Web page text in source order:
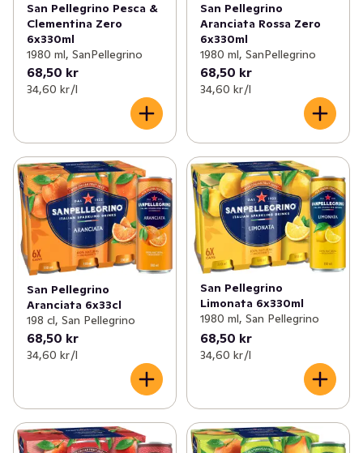
San Pellegrino Pesca &
Clementina Zero
6x330ml
1980 ml, SanPellegrino
68,50 kr
34,60 kr /l
San Pellegrino
Aranciata Rossa Zero
6x330ml
1980 ml, SanPellegrino
68,50 kr
34,60 kr /l
San Pellegrino
Aranciata 6x33cl
198 cl, San Pellegrino
68,50 kr
34,60 kr /l
San Pellegrino
Limonata 6x330ml
1980 ml, San Pellegrino
68,50 kr
34,60 kr /l